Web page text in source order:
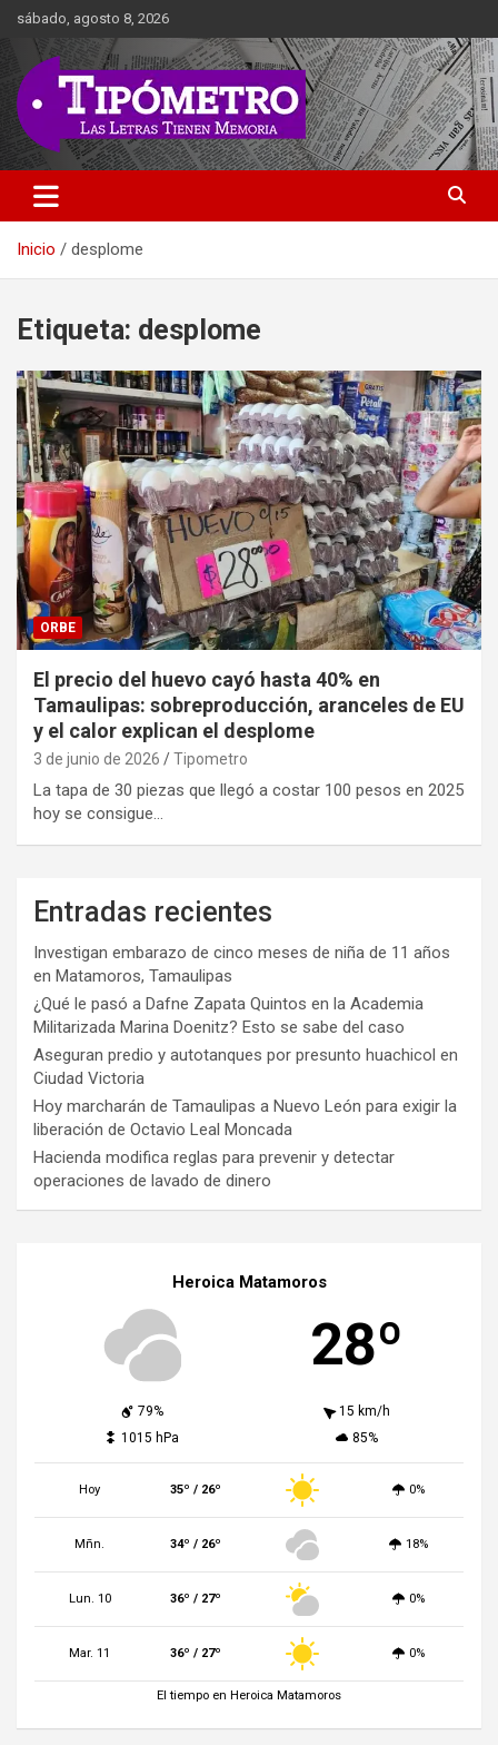
Saltar
contenido
sábado, agosto 8, 2026
Tipometro
Las Letras Tienen Memoria
Inicio desplome
Etiqueta: desplome
ORBE
El precio del huevo cayó hasta 40% en
Tamaulipas: sobreproducción, aranceles de EU
y el calor explican el desplome
3 de junio de 2026 Tipometro
La tapa de 30 piezas que llegó a costar 100 pesos en 2025
hoy se consigue…
Entradas recientes
Investigan embarazo de cinco meses de niña de 11 años
en Matamoros, Tamaulipas
¿Qué le pasó a Dafne Zapata Quintos en la Academia
Militarizada Marina Doenitz? Esto se sabe del caso
Aseguran predio y autotanques por presunto huachicol en
Ciudad Victoria
Hoy marcharán de Tamaulipas a Nuevo León para exigir la
liberación de Octavio Leal Moncada
Hacienda modifica reglas para prevenir y detectar
operaciones de lavado de dinero
Heroica Matamoros
28º
79%
15 km/h
1015 hPa
85%
Hoy 35º / 26º 0%
Mñn. 34º / 26º 18%
Lun. 10 36º / 27º 0%
Mar. 11 36º / 27º 0%
El tiempo en Heroica Matamoros